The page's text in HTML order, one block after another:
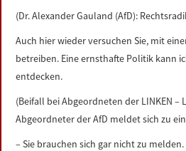
(Dr. Alexander Gauland (AfD):
Auch hier wieder versuchen Sie, mit
betreiben. Eine ernsthafte Politik kann
entdecken.
(Beifall bei Abgeordneten der LINKEN –
Abgeordneter der AfD meldet sich zu
– Sie brauchen sich gar nicht zu